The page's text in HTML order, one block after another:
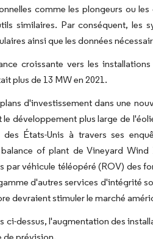
comme les plongeurs ou
similaires. Par conséquent, les
ainsi que les données
croissante vers les
plus de 13 MW en 2021.
d'investissement dans une
développement plus large de
États-Unis à travers ses
of plant de Vineyard
véhicule téléopéré (ROV) des
d'autres services d'intégrité
devraient stimuler le marché
ci-dessus, l'augmentation des